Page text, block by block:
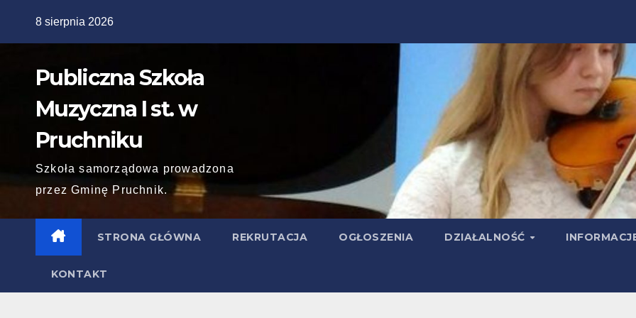
8 sierpnia 2026
Publiczna Szkoła
Muzyczna I st. w
Pruchniku
Szkoła samorządowa prowadzona
przez Gminę Pruchnik.
STRONA GŁÓWNA REKRUTACJA OGŁOSZENIA DZIAŁALNOŚĆ
KONTAKT